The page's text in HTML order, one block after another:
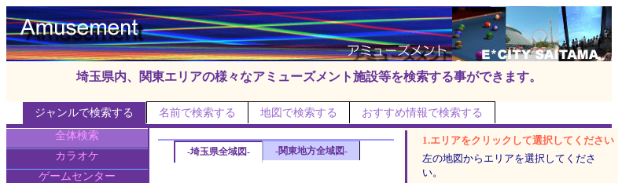
埼玉県内、関東エリアの様々なアミューズメント施設等を検索する事ができます。
ジャンルで検索する 名前で検索する 地図で検索する
おすすめ情報で検索する
全体検索
カラオケ
ゲームセンター
-埼玉県全域図- -関東地方全域図-
1.エリアをクリックして選択してください
左の地図からエリアを選択してくださ
い。